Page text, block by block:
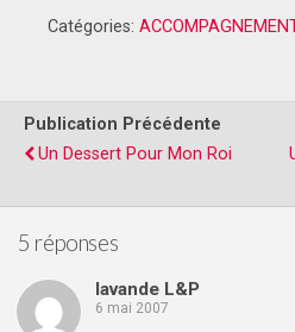
Catégories:
Publication Précédente
Un Dessert Pour Mon Roi
5 réponses
lavande L&P
6 mai 2007